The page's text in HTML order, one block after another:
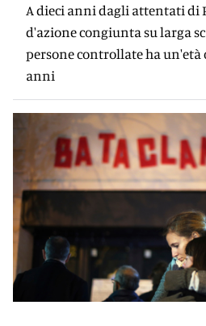
A dieci anni dagli attentati di
d'azione congiunta su larga
persone controllate ha un'età
anni